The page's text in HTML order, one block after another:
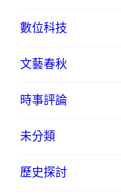
數位科技
文藝春秋
時事評論
未分類
歷史探討